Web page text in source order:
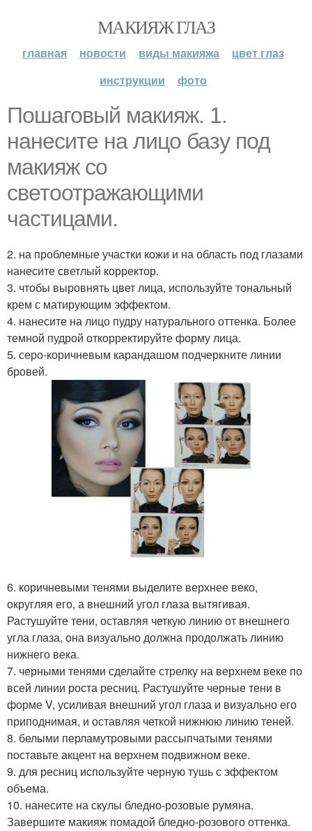
МАКИЯЖ ГЛАЗ
главная новости виды макияжа
цвет глаз
инструкции
фото
Пошаговый макияж. 1.
нанесите на лицо базу под
макияж со
светоотражающими
частицами.
2. на проблемные участки кожи и на область под глазами
нанесите светлый корректор.
3. чтобы выровнять цвет лица, используйте тональный
крем с матирующим эффектом.
4. нанесите на лицо пудру натурального оттенка. Более
темной пудрой откорректируйте форму лица.
5. серо-коричневым карандашом подчеркните линии
бровей.
6. коричневыми тенями выделите верхнее веко,
округляя его, а внешний угол глаза вытягивая.
Растушуйте тени, оставляя четкую линию от внешнего
угла глаза, она визуально должна продолжать линию
нижнего века.
7. черными тенями сделайте стрелку на верхнем веке по
всей линии роста ресниц. Растушуйте черные тени в
форме V, усиливая внешний угол глаза и визуально его
приподнимая, и оставляя четкой нижнюю линию теней.
8. белыми перламутровыми рассыпчатыми тенями
поставьте акцент на верхнем подвижном веке.
9. для ресниц используйте черную тушь с эффектом
объема.
10. нанесите на скулы бледно-розовые румяна.
Завершите макияж помадой бледно-розового оттенка.